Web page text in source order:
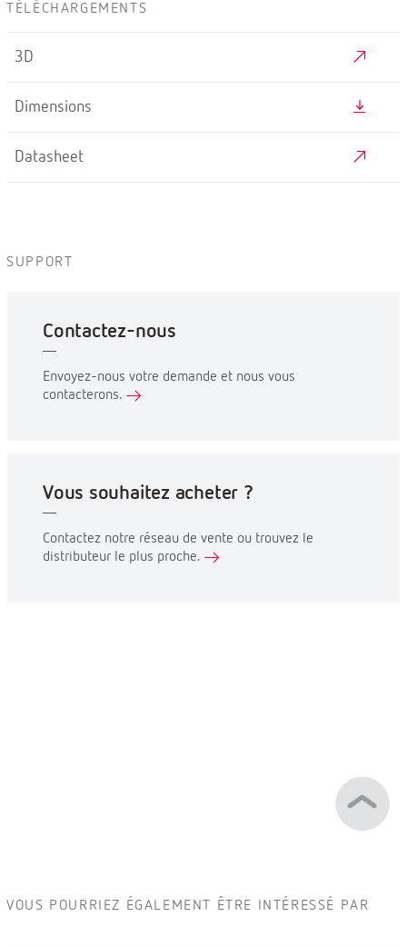
TÉLÉCHARGEMENTS
3D
Dimensions
Datasheet
SUPPORT
Contactez-nous
Envoyez-nous votre demande et nous vous
contacterons.
Vous souhaitez acheter ?
Contactez notre réseau de vente ou trouvez le
distributeur le plus proche.
VOUS POURRIEZ ÉGALEMENT ÊTRE INTÉRESSÉ PAR